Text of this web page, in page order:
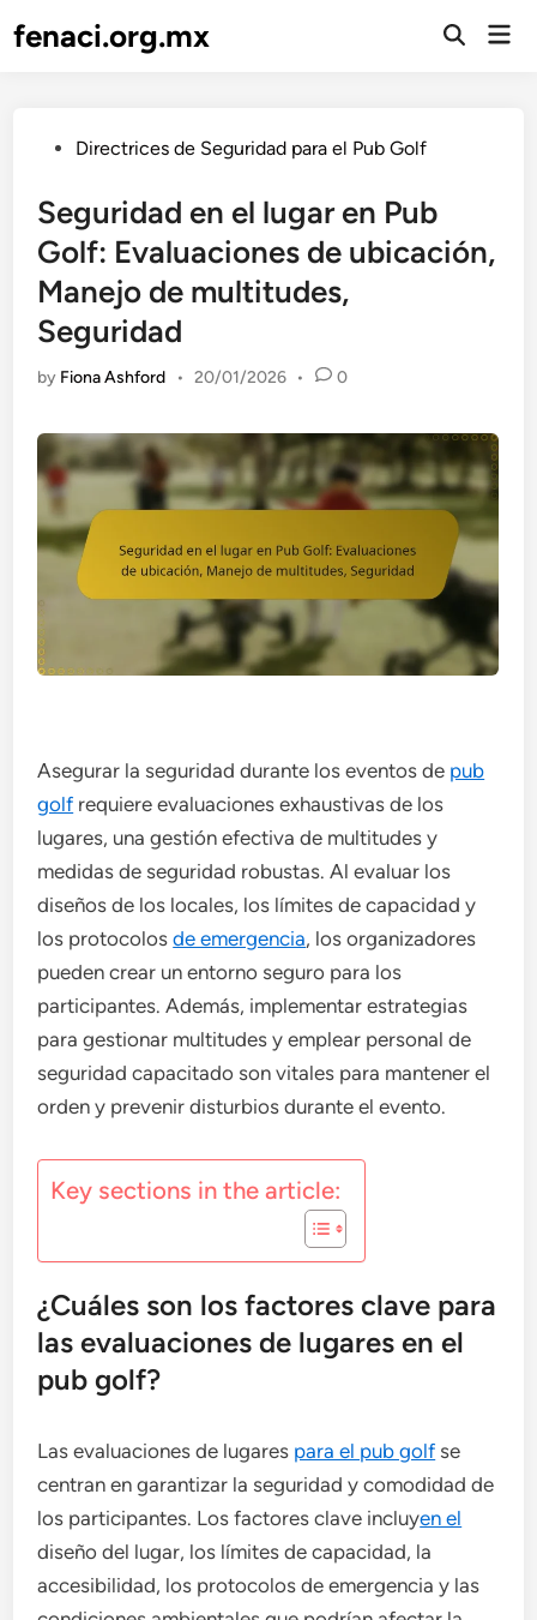
tofenaci.org.mx
Open
PostedDirectrices de Seguridad para el Pub Golf
Seguridad en el lugar en Pub
Golf: Evaluaciones de ubicación,
Manejo de multitudes,
Seguridad
by Fiona Ashford • 20/01/2026 • 0
Asegurar la seguridad durante los eventos de pub
golf requiere evaluaciones exhaustivas de los
lugares, una gestión efectiva de multitudes y
medidas de seguridad robustas. Al evaluar los
diseños de los locales, los límites de capacidad y
los protocolosde emergencia, los organizadores
pueden crear un entorno seguro para los
participantes. Además, implementar estrategias
para gestionar multitudes y emplear personal de
seguridad capacitado son vitales para mantener el
orden y prevenir disturbios durante el evento.
Key sections in the article:
¿Cuáles son los factores clave para
las evaluaciones de lugares en el
pub golf?
Las evaluaciones de lugares para el pub golf se
centran en garantizar la seguridad y comodidad de
los participantes. Los factores clave incluyen el
diseño del lugar, los límites de capacidad, la
accesibilidad, los protocolos de emergencia y las